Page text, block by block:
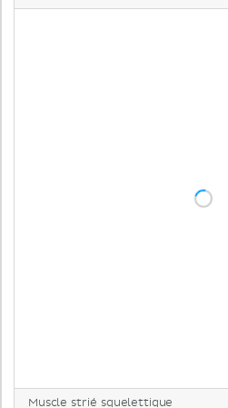
Muscle strié squelettique